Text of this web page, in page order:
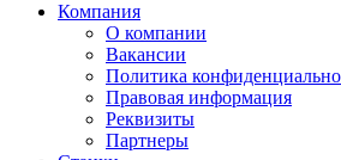
Компания
О компании
Вакансии
Политика
Правовая информация
Реквизиты
Партнеры